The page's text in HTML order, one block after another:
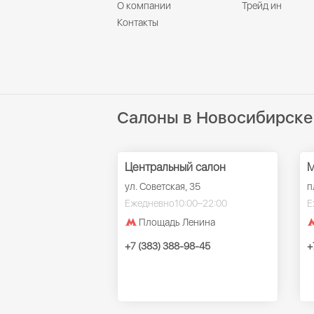
О компании
Трейд ин
Контакты
Салоны в Новосибирске
Центральный салон
ул. Советская, 35
Ежедневно10:00–22:00
Площадь Ленина
+7 (383) 388-98-45